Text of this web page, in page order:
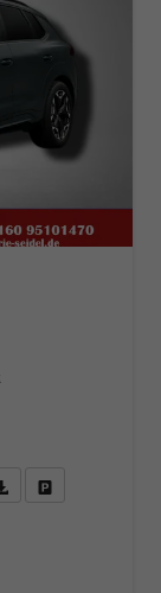
Sie an
Fahrzeugexposé (PDF)